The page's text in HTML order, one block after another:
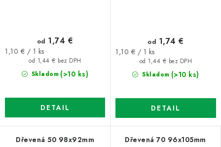
Skladom (>10 ks)
od 1,44 € bez DPH
od 1,74 €
Jednotková
1,10 € / 1 ks
DETAIL
Skladom (>10 ks)
od 1,44 € bez DPH
od 1,74 €
Jednotková
1,10 € / 1 ks
DETAIL
Dřevená 50 98x92mm Dřevená 70 96x105mm